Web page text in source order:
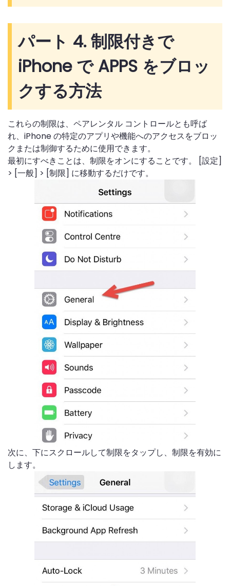
パート 4. 制限付きで
iPhone で APPS をブロッ
クする方法
これらの制限は、ペアレンタル コントロールとも呼ば
れ、iPhone の特定のアプリや機能へのアクセスをブロッ
クまたは制御するために使用できます。
最初にすべきことは、制限をオンにすることです。 [設定]
> [一般] > [制限] に移動するだけです。
次に、下にスクロールして制限をタップし、制限を有効に
します。